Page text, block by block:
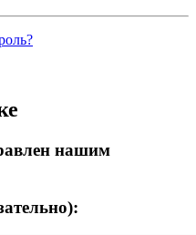
нашим